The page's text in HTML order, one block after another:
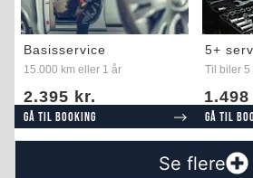
Basisservice
15.000 km eller 1 år
2.395 kr.
Gå til booking
5+
Til biler 5
Gå til
Se flere